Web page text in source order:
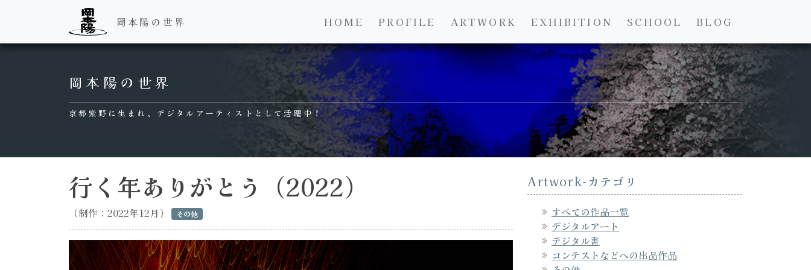
Main Navigation
岡本陽の世界 HOME PROFILE ARTWORK EXHIBITION SCHOOL BLOG
岡本陽の世界
京都紫野に生まれ、デジタルアーティストとして活躍中！
行く年ありがとう（2022）
（制作：2022年12月） その他
Artwork-カテゴリ
すべての作品一覧
デジタルアート
デジタル書
コンテストなどへの出品作品